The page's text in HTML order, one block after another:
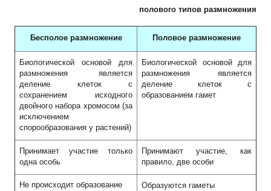
полового типов размножения
Бесполое размножение Половое размножение
Биологической основой для
размножения является
деление клеток с
сохранением исходного
двойного набора хромосом (за
исключением
спорообразования у растений)
Биологической основой для
размножения является
деление клеток с
образованием гамет
Принимает участие только
одна особь
Принимают участие, как
правило, две особи
Не происходит образование
Образуются гаметы